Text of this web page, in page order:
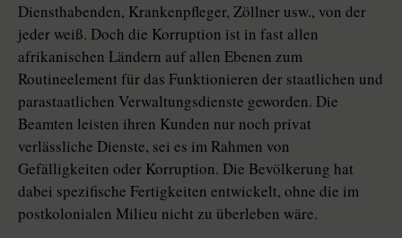
Diensthabenden, Krankenpfleger, Zöllner usw., von der
jeder weiß. Doch die Korruption ist in fast allen
afrikanischen Ländern auf allen Ebenen zum
Routineelement für das Funktionieren der staatlichen und
parastaatlichen Verwaltungsdienste geworden. Die
Beamten leisten ihren Kunden nur noch privat
verlässliche Dienste, sei es im Rahmen von
Gefälligkeiten oder Korruption. Die Bevölkerung hat
dabei spezifische Fertigkeiten entwickelt, ohne die im
postkolonialen Milieu nicht zu überleben wäre.